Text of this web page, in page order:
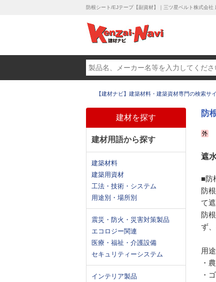
防根シート/EJテープ【副資材】｜三ツ星ベルト株式会社
【建材ナビ】建築材料・建築資材専門の検索サ
建材を探す
建材用語から探す
建築材料
建築用資材
工法・技術・システム
用途別・場所別
震災・防火・災害対策製品
エコロジー関連
医療・福祉・介護設備
セキュリティーシステム
インテリア製品
防
遮
■防
防
て
防
ず
用途
・
・